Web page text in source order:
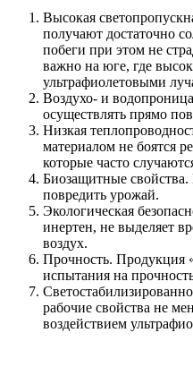
Высокая
получают достаточно
побеги при этом не
важно на юге, где
ультрафиолетовыми
Воздухо- и
осуществлять прямо
Низкая
материалом не боятся
которые часто
Биозащитные
повредить урожай.
Экологическая
инертен, не выделяет
воздух.
Прочность. Продукция
испытания на
рабочие свойства не
воздействием